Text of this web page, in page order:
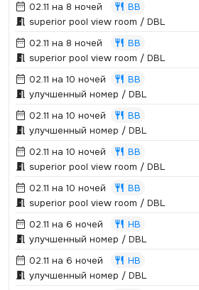
02.11 на 8 ночей
BB
superior pool view room / DBL
02.11 на 8 ночей
BB
superior pool view room / DBL
02.11 на 10 ночей
BB
улучшенный номер / DBL
02.11 на 10 ночей
BB
улучшенный номер / DBL
02.11 на 10 ночей
BB
superior pool view room / DBL
02.11 на 10 ночей
BB
superior pool view room / DBL
02.11 на 6 ночей
HB
улучшенный номер / DBL
02.11 на 6 ночей
HB
улучшенный номер / DBL